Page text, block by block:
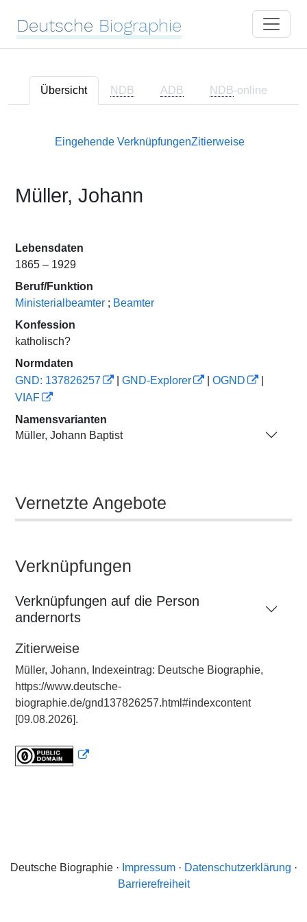
Deutsche Biographie
Übersicht NDB ADB NDB-online
Eingehende VerknüpfungenZitierweise
Müller, Johann
Lebensdaten
1865 – 1929
Beruf/Funktion
Ministerialbeamter ; Beamter
Konfession
katholisch?
Normdaten
GND: 137826257
GND-Explorer OGND
VIAF
Namensvarianten
Müller, Johann Baptist
Vernetzte Angebote
Verknüpfungen
Verknüpfungen auf die Person
andernorts
Zitierweise
Müller, Johann, Indexeintrag: Deutsche Biographie,
https://www.deutsche-
biographie.de/gnd137826257.html#indexcontent
[09.08.2026].
Deutsche Biographie · Impressum· Datenschutzerklärung ·
Barrierefreiheit